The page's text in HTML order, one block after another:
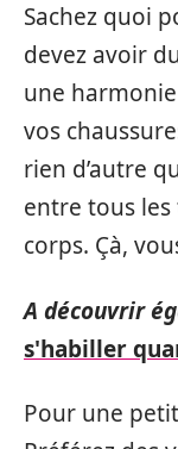
Sachez quoi
devez avoir
une
vos
rien d’autre
entre tous
corps. Çà,
A découvrir
s'habiller
Pour une